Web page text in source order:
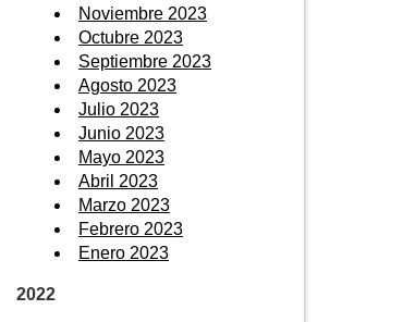
Noviembre 2023
Octubre 2023
Septiembre 2023
Agosto 2023
Julio 2023
Junio 2023
Mayo 2023
Abril 2023
Marzo 2023
Febrero 2023
Enero 2023
2022